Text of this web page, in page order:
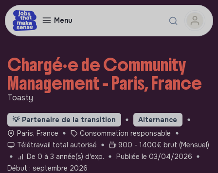
Menu
Chargé·e de Community
Management - Paris, France
Toasty
💡 Partenaire de la transition
Alternance
Paris, France
Consommation responsable
Télétravail total autorisé
900 - 1400€ brut (Mensuel)
De 0 à 3 année(s) d'exp.
Publiée le 03/04/2026
Début : septembre 2026